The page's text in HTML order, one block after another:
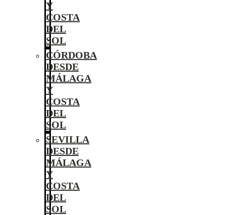
Y
COSTA
DEL
SOL
CÓRDOBA
DESDE
MÁLAGA
Y
COSTA
DEL
SOL
SEVILLA
DESDE
MÁLAGA
Y
COSTA
DEL
SOL